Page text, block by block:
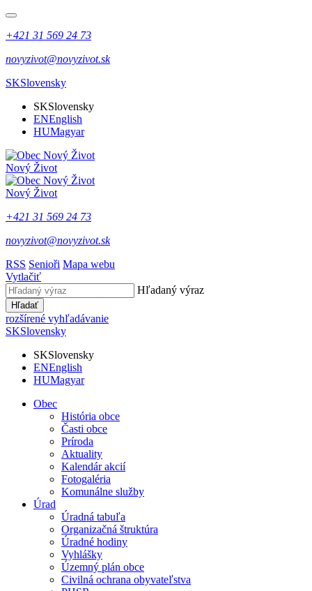
+421 31 569 24 73
novyzivot@novyzivot.sk
SKSlovensky
SKSlovensky
ENEnglish
HUMagyar
Nový Život
Nový Život
+421 31 569 24 73
novyzivot@novyzivot.sk
RSS Senioři Mapa webu
Vytlačiť
Hľadaný výraz
Hľadať
rozšírené vyhľadávanie
SKSlovensky
SKSlovensky
ENEnglish
HUMagyar
Obec
História obce
Časti obce
Príroda
Aktuality
Kalendár akcií
Fotogaléria
Komunálne služby
Úrad
Úradná tabuľa
Organizačná štruktúra
Úradné hodiny
Vyhlášky
Územný plán obce
Civilná ochrana obyvateľstva